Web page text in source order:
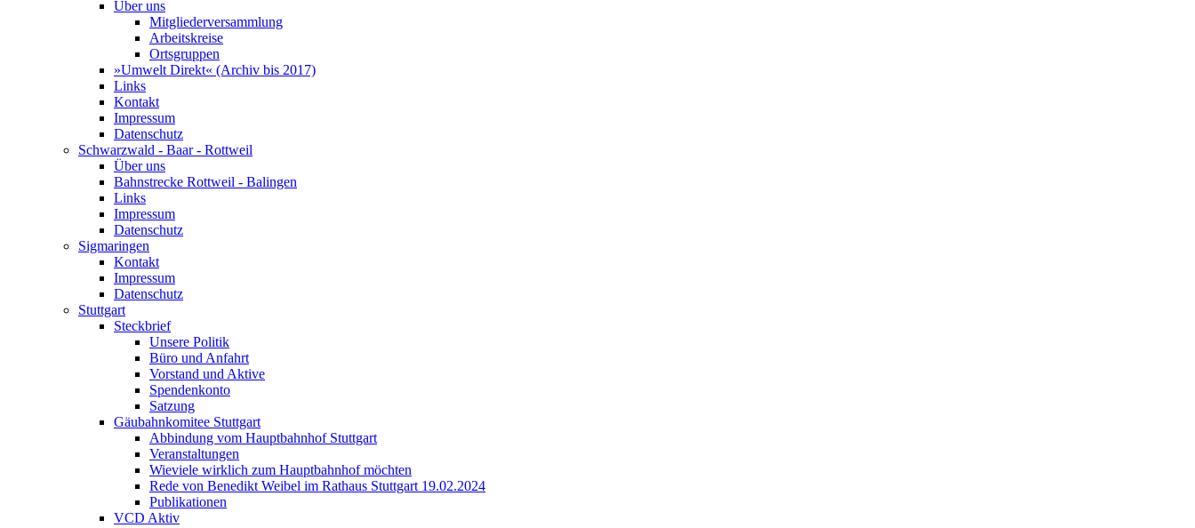
Über uns
Mitgliederversammlung
Arbeitskreise
Ortsgruppen
»Umwelt Direkt« (Archiv bis 2017)
Links
Kontakt
Impressum
Datenschutz
Schwarzwald - Baar - Rottweil
Über uns
Bahnstrecke Rottweil - Balingen
Links
Impressum
Datenschutz
Sigmaringen
Kontakt
Impressum
Datenschutz
Stuttgart
Steckbrief
Unsere Politik
Büro und Anfahrt
Vorstand und Aktive
Spendenkonto
Satzung
Gäubahnkomitee Stuttgart
Abbindung vom Hauptbahnhof Stuttgart
Veranstaltungen
Wieviele wirklich zum Hauptbahnhof möchten
Rede von Benedikt Weibel im Rathaus Stuttgart 19.02.2024
Publikationen
VCD Aktiv